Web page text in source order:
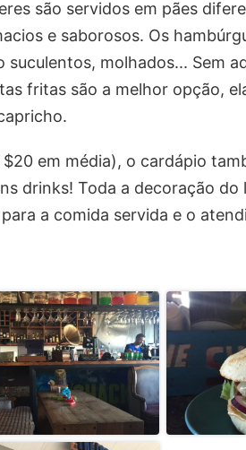
são servidos em pães
e saborosos. Os
molhados... Sem
fritas são a melhor opção,
em média), o cardápio
drinks! Toda a decoração do
a comida servida e o